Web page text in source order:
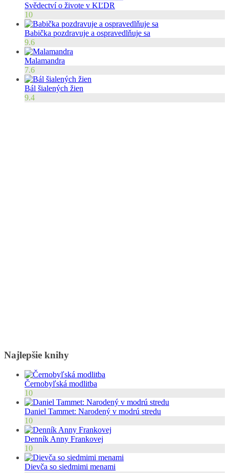
Svědectví o živote v KĽDR
10
Babička pozdravuje a ospravedlňuje sa
9.6
Malamandra
7.6
Bál šialených žien
9.4
Najlepšie knihy
Černobyľská modlitba
10
Daniel Tammet: Narodený v modrú stredu
10
Denník Anny Frankovej
10
Dievča so siedmimi menami